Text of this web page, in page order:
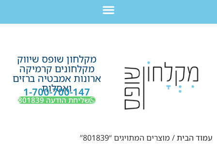
מקלחון שופס שיווק
מקלחונים קרמיקה
ארונות אמבטיה ברזים
ואסלות
1-700-700-147
שליחת הודעה 801839
עמוד הבית/ מוצרים המתויגים “801839”